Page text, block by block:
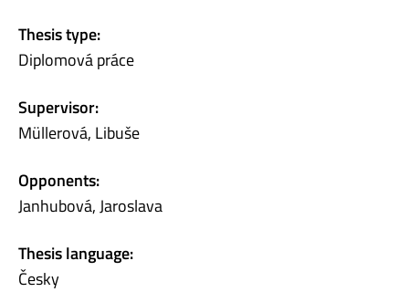
Thesis type:
Diplomová práce
Supervisor:
Müllerová, Libuše
Opponents:
Janhubová, Jaroslava
Thesis language:
Česky